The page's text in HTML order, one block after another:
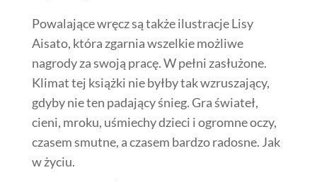
Powalające wręcz są także ilustracje Lisy
Aisato, która zgarnia wszelkie możliwe
nagrody za swoją pracę. W pełni zasłużone.
Klimat tej książki nie byłby tak wzruszający,
gdyby nie ten padający śnieg. Gra świateł,
cieni, mroku, uśmiechy dzieci i ogromne oczy,
czasem smutne, a czasem bardzo radosne. Jak
w życiu.